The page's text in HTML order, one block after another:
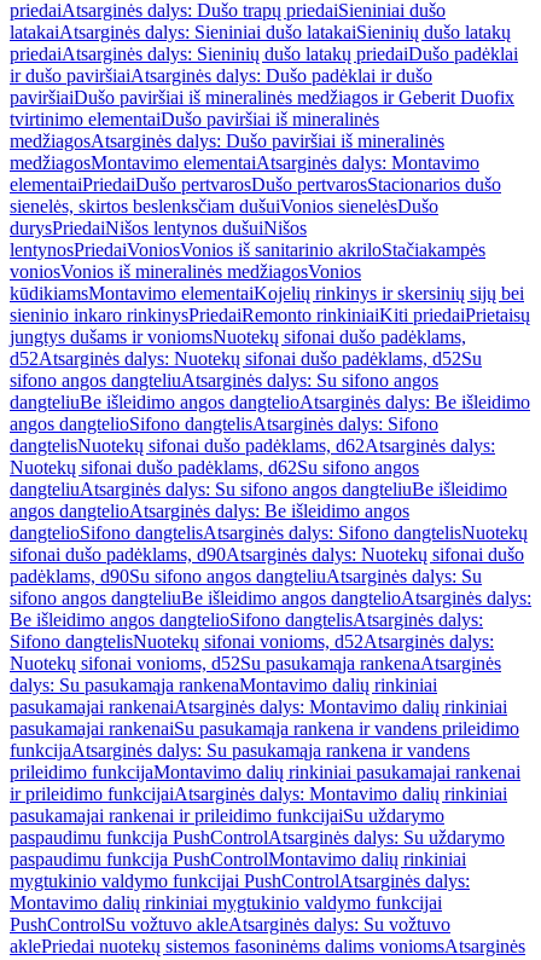
priedaiAtsarginės dalys: Dušo trapų priedaiSieniniai dušo
latakaiAtsarginės dalys: Sieniniai dušo latakaiSieninių dušo latakų
priedaiAtsarginės dalys: Sieninių dušo latakų priedaiDušo padėklai
ir dušo paviršiaiAtsarginės dalys: Dušo padėklai ir dušo
paviršiaiDušo paviršiai iš mineralinės medžiagos ir Geberit Duofix
tvirtinimo elementaiDušo paviršiai iš mineralinės
medžiagosAtsarginės dalys: Dušo paviršiai iš mineralinės
medžiagosMontavimo elementaiAtsarginės dalys: Montavimo
elementaiPriedaiDušo pertvarosDušo pertvarosStacionarios dušo
sienelės, skirtos beslenksčiam dušuiVonios sienelėsDušo
durysPriedaiNišos lentynos dušuiNišos
lentynosPriedaiVoniosVonios iš sanitarinio akriloStačiakampės
voniosVonios iš mineralinės medžiagosVonios
kūdikiamsMontavimo elementaiKojelių rinkinys ir skersinių sijų bei
sieninio inkaro rinkinysPriedaiRemonto rinkiniaiKiti priedaiPrietaisų
jungtys dušams ir voniomsNuotekų sifonai dušo padėklams,
d52Atsarginės dalys: Nuotekų sifonai dušo padėklams, d52Su
sifono angos dangteliuAtsarginės dalys: Su sifono angos
dangteliuBe išleidimo angos dangtelioAtsarginės dalys: Be išleidimo
angos dangtelioSifono dangtelisAtsarginės dalys: Sifono
dangtelisNuotekų sifonai dušo padėklams, d62Atsarginės dalys:
Nuotekų sifonai dušo padėklams, d62Su sifono angos
dangteliuAtsarginės dalys: Su sifono angos dangteliuBe išleidimo
angos dangtelioAtsarginės dalys: Be išleidimo angos
dangtelioSifono dangtelisAtsarginės dalys: Sifono dangtelisNuotekų
sifonai dušo padėklams, d90Atsarginės dalys: Nuotekų sifonai dušo
padėklams, d90Su sifono angos dangteliuAtsarginės dalys: Su
sifono angos dangteliuBe išleidimo angos dangtelioAtsarginės dalys:
Be išleidimo angos dangtelioSifono dangtelisAtsarginės dalys:
Sifono dangtelisNuotekų sifonai vonioms, d52Atsarginės dalys:
Nuotekų sifonai vonioms, d52Su pasukamąja rankenaAtsarginės
dalys: Su pasukamąja rankenaMontavimo dalių rinkiniai
pasukamajai rankenaiAtsarginės dalys: Montavimo dalių rinkiniai
pasukamajai rankenaiSu pasukamąja rankena ir vandens prileidimo
funkcijaAtsarginės dalys: Su pasukamąja rankena ir vandens
prileidimo funkcijaMontavimo dalių rinkiniai pasukamajai rankenai
ir prileidimo funkcijaiAtsarginės dalys: Montavimo dalių rinkiniai
pasukamajai rankenai ir prileidimo funkcijaiSu uždarymo
paspaudimu funkcija PushControlAtsarginės dalys: Su uždarymo
paspaudimu funkcija PushControlMontavimo dalių rinkiniai
mygtukinio valdymo funkcijai PushControlAtsarginės dalys:
Montavimo dalių rinkiniai mygtukinio valdymo funkcijai
PushControlSu vožtuvo akleAtsarginės dalys: Su vožtuvo
aklePriedai nuotekų sistemos fasoninėms dalims voniomsAtsarginės